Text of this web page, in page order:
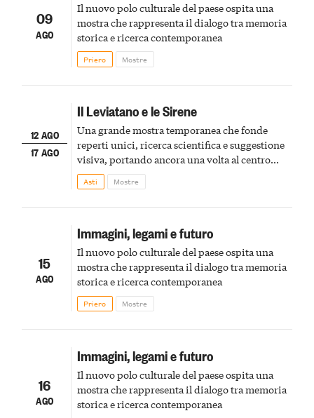
09
AGO
Il nuovo polo culturale del paese ospita una
mostra che rappresenta il dialogo tra memoria
storica e ricerca contemporanea
Priero Mostre
12 AGO
17 AGO
Il Leviatano e le Sirene
Una grande mostra temporanea che fonde
reperti unici, ricerca scientifica e suggestione
visiva, portando ancora una volta al centro
della scena le meraviglie del passato astigiano
Asti Mostre
15
AGO
Immagini, legami e futuro
Il nuovo polo culturale del paese ospita una
mostra che rappresenta il dialogo tra memoria
storica e ricerca contemporanea
Priero Mostre
16
AGO
Immagini, legami e futuro
Il nuovo polo culturale del paese ospita una
mostra che rappresenta il dialogo tra memoria
storica e ricerca contemporanea